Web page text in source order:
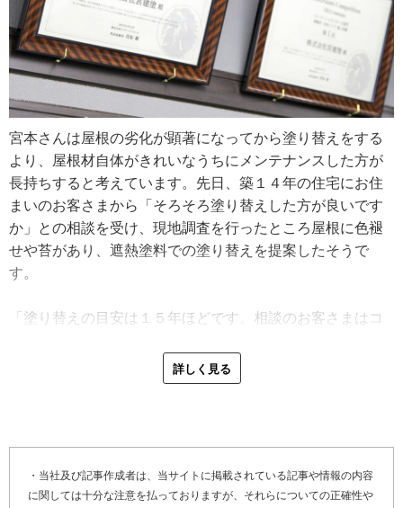
よ。塗装店として自信と実力がついてきたころ、会社とし
ての信用度も高められたらという思いもあり２０２０年に
法人化をしました。今後は地域活動にも力を入れていきた
いです。お祭りの一画で子どもたちが塗装体験をすると
か、そういったワークショップを通じて塗装というものを
宮本さんは屋根の劣化が顕著になってから塗り替えをする
より、屋根材自体がきれいなうちにメンテナンスした方が
長持ちすると考えています。先日、築１４年の住宅にお住
まいのお客さまから「そろそろ塗り替えした方が良いです
か」との相談を受け、現地調査を行ったところ屋根に色褪
せや苔があり、遮熱塗料での塗り替えを提案したそうで
す。
「塗り替えの目安は１５年ほどです。相談のお客さまはコ
２、３年は大丈夫かなという状態でした。これくらいがメ
ンテナンスに丁度良い時期だと思います。クラック（※
高い溶剤の遮熱塗料で仕上げました。屋根点検の際は、雨
漏り修理が必要かどうかを見るのも大切ですね。屋根材の
下のルーフィング（※５）が傷んでいる場合は、部分交換
詳しく見る
・当社及び記事作成者は、当サイトに掲載されている記事や情報の内容
に関しては十分な注意を払っておりますが、それらについての正確性や